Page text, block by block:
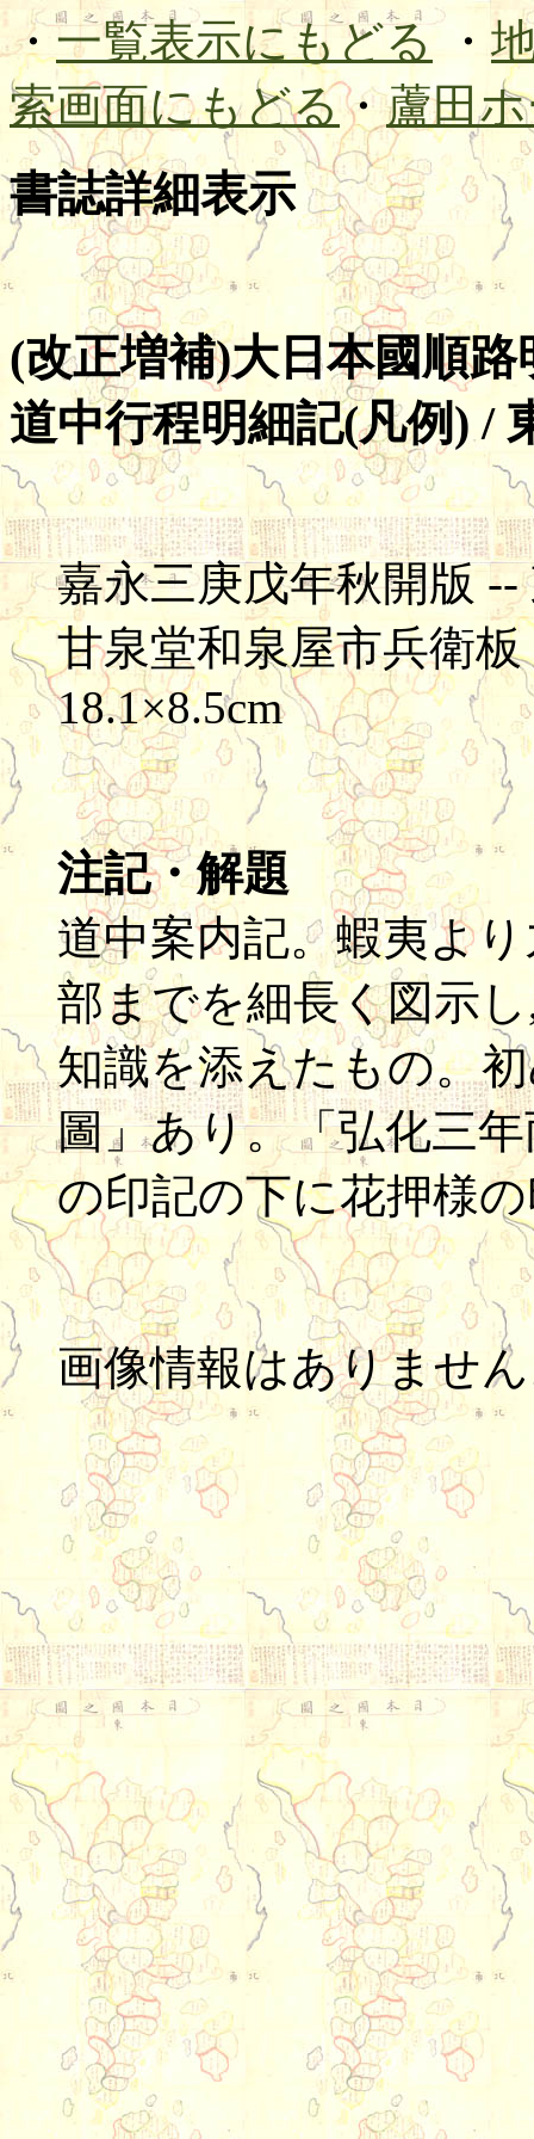
・一覧表示にもどる・
索画面にもどる・蘆田
書誌詳細表示
(改正増補)大日本國順
道中行程明細記(凡例) /
嘉永三庚戊年秋開版
甘泉堂和泉屋市兵衛
18.1×8.5cm
注記・解題
道中案内記。蝦夷よ
部までを細長く図示
知識を添えたもの。
圖」あり。「弘化三
の印記の下に花押様
画像情報はありませ